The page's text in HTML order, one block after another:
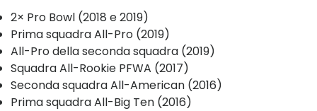
2× Pro Bowl (2018 e 2019)
Prima squadra All-Pro (2019)
All-Pro della seconda squadra (2019)
Squadra All-Rookie PFWA (2017)
Seconda squadra All-American (2016)
Prima squadra All-Big Ten (2016)